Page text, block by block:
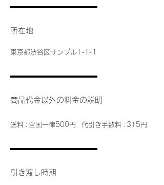
所在地
東京都渋谷区サンプル1-1-1
商品代金以外の料金の説明
送料：全国一律500円 代引き手数料： 315円
引き渡し時期